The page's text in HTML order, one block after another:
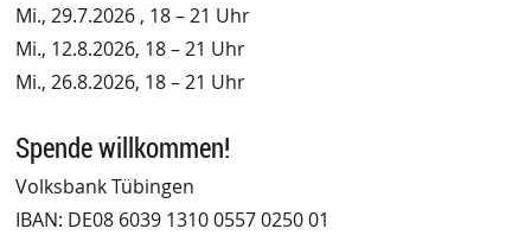
Mi., 29.7.2026 , 18 – 21 Uhr
Mi., 12.8.2026, 18 – 21 Uhr
Mi., 26.8.2026, 18 – 21 Uhr
Spende willkommen!
Volksbank Tübingen
IBAN: DE08 6039 1310 0557 0250 01